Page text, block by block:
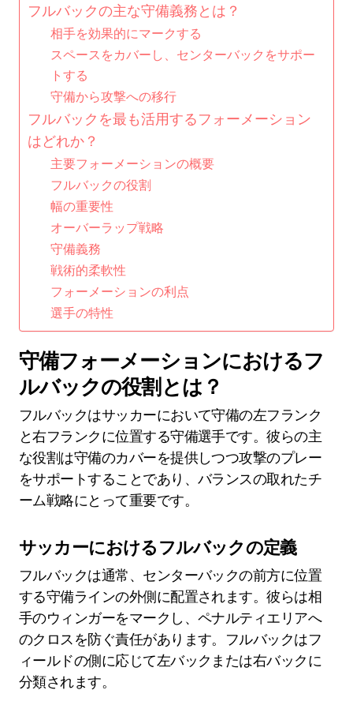
フルバックの主な守備義務とは？
相手を効果的にマークする
スペースをカバーし、センターバックをサポー
トする
守備から攻撃への移行
フルバックを最も活用するフォーメーション
はどれか？
主要フォーメーションの概要
フルバックの役割
幅の重要性
オーバーラップ戦略
守備義務
戦術的柔軟性
フォーメーションの利点
選手の特性
守備フォーメーションにおけるフ
ルバックの役割とは？
フルバックはサッカーにおいて守備の左フランク
と右フランクに位置する守備選手です。彼らの主
な役割は守備のカバーを提供しつつ攻撃のプレー
をサポートすることであり、バランスの取れたチ
ーム戦略にとって重要です。
サッカーにおけるフルバックの定義
フルバックは通常、センターバックの前方に位置
する守備ラインの外側に配置されます。彼らは相
手のウィンガーをマークし、ペナルティエリアへ
のクロスを防ぐ責任があります。フルバックはフ
ィールドの側に応じて左バックまたは右バックに
分類されます。